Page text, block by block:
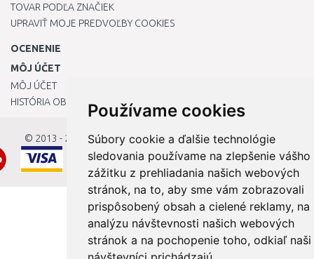
Používame cookies
Súbory cookie a ďalšie technológie
sledovania používame na zlepšenie vášho
zážitku z prehliadania našich webových
stránok, na to, aby sme vám zobrazovali
prispôsobený obsah a cielené reklamy, na
analýzu návštevnosti našich webových
stránok a na pochopenie toho, odkiaľ naši
TOVAR PODĽA ZNAČIEK
UPRAVIŤ MOJE PREDVOĽBY COOKIES
OCENENIE
MÔJ ÚČET
MÔJ ÚČET
HISTÓRIA OBJEDNÁVOK
© 2013 - 2026OKmarket.sk